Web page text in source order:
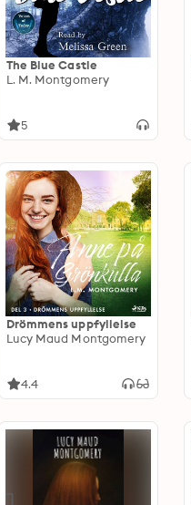
The Blue Castle
L. M. Montgomery
5
Drömmens uppfyllelse
Lucy Maud Montgomery
4.4